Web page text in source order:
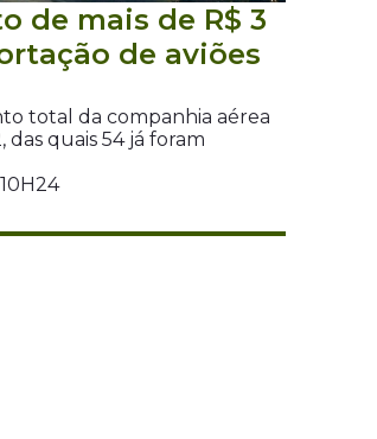
de mais de R$ 3
de aviões
total da companhia aérea
das quais 54 já foram